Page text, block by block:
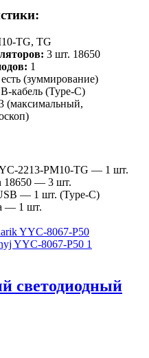
TG, TG
3 шт. 18650
1
есть (зуммирование)
кабель (Type-C)
(максимальный,
2213-PM10-TG — 1 шт.
18650 — 3 шт.
— 1 шт. (Type-C)
— 1 шт.
светодиодный